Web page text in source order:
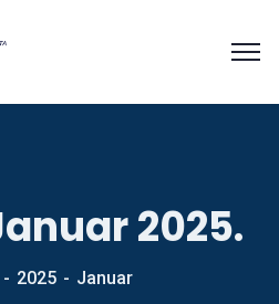
2025.
2025 Januar